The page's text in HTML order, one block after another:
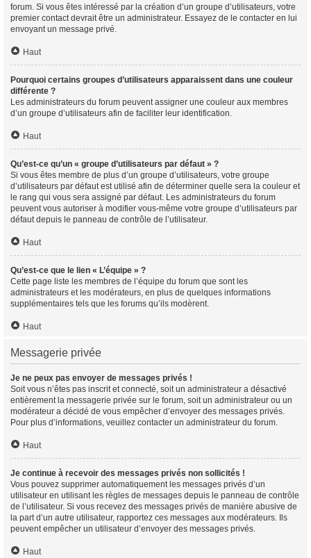
forum. Si vous êtes intéressé par la création d’un groupe d’utilisateurs, votre
premier contact devrait être un administrateur. Essayez de le contacter en lui
envoyant un message privé.
Haut
Pourquoi certains groupes d’utilisateurs apparaissent dans une couleur
différente ?
Les administrateurs du forum peuvent assigner une couleur aux membres
d’un groupe d’utilisateurs afin de faciliter leur identification.
Haut
Qu’est-ce qu’un « groupe d’utilisateurs par défaut » ?
Si vous êtes membre de plus d’un groupe d’utilisateurs, votre groupe
d’utilisateurs par défaut est utilisé afin de déterminer quelle sera la couleur et
le rang qui vous sera assigné par défaut. Les administrateurs du forum
peuvent vous autoriser à modifier vous-même votre groupe d’utilisateurs par
défaut depuis le panneau de contrôle de l’utilisateur.
Haut
Qu’est-ce que le lien « L’équipe » ?
Cette page liste les membres de l’équipe du forum que sont les
administrateurs et les modérateurs, en plus de quelques informations
supplémentaires tels que les forums qu’ils modèrent.
Haut
Messagerie privée
Je ne peux pas envoyer de messages privés !
Soit vous n’êtes pas inscrit et connecté, soit un administrateur a désactivé
entièrement la messagerie privée sur le forum, soit un administrateur ou un
modérateur a décidé de vous empêcher d’envoyer des messages privés.
Pour plus d’informations, veuillez contacter un administrateur du forum.
Haut
Je continue à recevoir des messages privés non sollicités !
Vous pouvez supprimer automatiquement les messages privés d’un
utilisateur en utilisant les règles de messages depuis le panneau de contrôle
de l’utilisateur. Si vous recevez des messages privés de manière abusive de
la part d’un autre utilisateur, rapportez ces messages aux modérateurs. Ils
peuvent empêcher un utilisateur d’envoyer des messages privés.
Haut